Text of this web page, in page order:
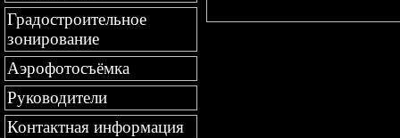
Градостроительное
зонирование
Аэрофотосъёмка
Руководители
Контактная информация